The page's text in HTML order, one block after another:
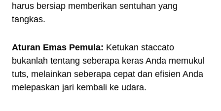
harus bersiap memberikan sentuhan yang
tangkas.
Aturan Emas Pemula: Ketukan staccato
bukanlah tentang seberapa keras Anda memukul
tuts, melainkan seberapa cepat dan efisien Anda
melepaskan jari kembali ke udara.